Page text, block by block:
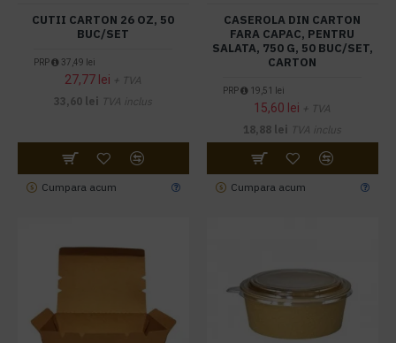
CUTII CARTON 26 OZ, 50
BUC/SET
PRP 37,49 lei
27,77 lei + TVA
33,60 lei TVA inclus
Cumpara acum
CASEROLA DIN CARTON
FARA CAPAC, PENTRU
SALATA, 750 G, 50 BUC/SET,
CARTON
PRP 19,51 lei
15,60 lei + TVA
18,88 lei TVA inclus
Cumpara acum